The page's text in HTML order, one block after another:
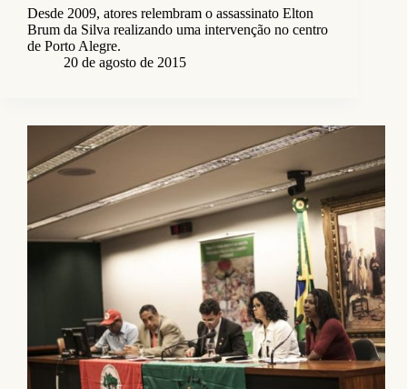
Desde 2009, atores relembram o assassinato Elton
Brum da Silva realizando uma intervenção no centro
de Porto Alegre.
20 de agosto de 2015